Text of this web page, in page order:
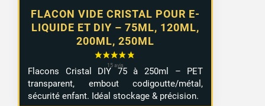
FLACON VIDE CRISTAL POUR E-
LIQUIDE ET DIY – 75ML, 120ML,
200ML, 250ML
Flacons Cristal DIY 75 à 250ml – PET
transparent, embout codigoutte/métal,
sécurité enfant. Idéal stockage & précision.